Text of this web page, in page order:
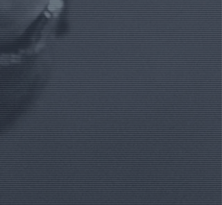
éventuelles via notre menu de
navigation, et ajoutez-les
succèssivement à votre panier.
.
((HELP)) Besoin d'aide ?
nous au
Whatsapp.